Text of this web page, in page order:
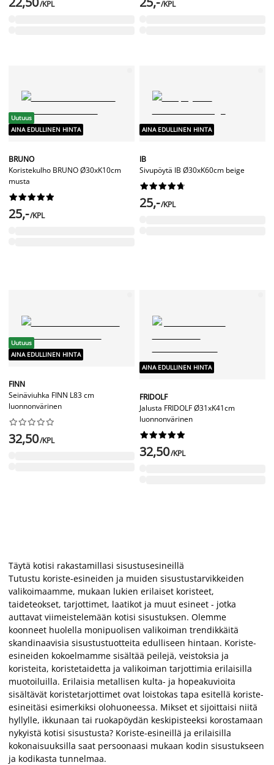
/KPL /KPL
Uutuus
AINA EDULLINEN HINTA
BRUNO
Koristekulho BRUNO Ø30xK10cm
musta






25,-/KPL
AINA EDULLINEN HINTA
IB
Sivupöytä IB Ø30xK60cm beige






25,-/KPL
Uutuus
AINA EDULLINEN HINTA
FINN
Seinäviuhka FINN L83 cm
luonnonvärinen






32,50/KPL
AINA EDULLINEN HINTA
FRIDOLF
Jalusta FRIDOLF Ø31xK41cm
luonnonvärinen






32,50/KPL
Täytä kotisi rakastamillasi sisustusesineillä
Tutustu koriste-esineiden ja muiden sisustustarvikkeiden
valikoimaamme, mukaan lukien erilaiset koristeet,
taideteokset, tarjottimet, laatikot ja muut esineet - jotka
auttavat viimeistelemään kotisi sisustuksen. Olemme
koonneet huolella monipuolisen valikoiman trendikkäitä
skandinaavisia sisustustuotteita edulliseen hintaan. Koriste-
esineiden kokoelmamme sisältää peilejä, veistoksia ja
koristeita, koristetaidetta ja valikoiman tarjottimia erilaisilla
muotoiluilla. Erilaisia metallisen kulta- ja hopeakuvioita
sisältävät koristetarjottimet ovat loistokas tapa esitellä koriste-
esineitäsi esimerkiksi olohuoneessa. Mikset et sijoittaisi niitä
hyllylle, ikkunaan tai ruokapöydän keskipisteeksi korostamaan
nykyistä kotisi sisustusta? Koriste-esineillä ja erilaisilla
kokonaisuuksilla saat persoonaasi mukaan kodin sisustukseen
ja kodikasta tunnelmaa.